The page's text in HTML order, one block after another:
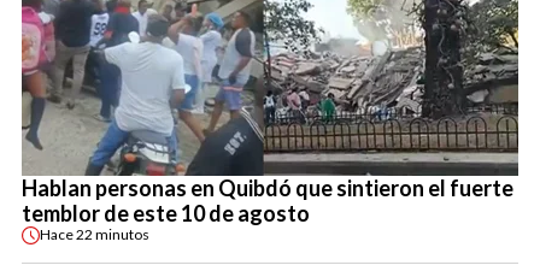
Hablan personas en Quibdó que sintieron el fuerte
temblor de este 10 de agosto
Hace22 minutos